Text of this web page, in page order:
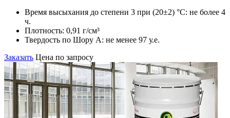
Время высыхания до степени 3 при (20±2) °С: не более 4
ч.
Плотность: 0,91 г/см³
Твердость по Шору А: не менее 97 у.е.
Заказать Цена по запросу